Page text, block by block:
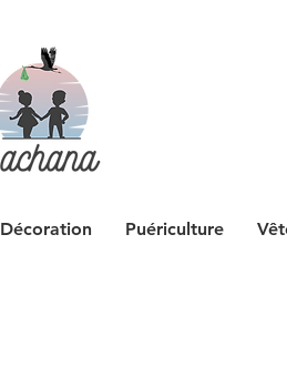
Décoration Puériculture